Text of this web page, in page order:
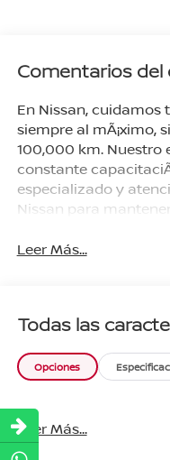
Comentarios
En Nissan,
siempre al mÃ¡ximo,
100,000 km. Nuestro
constante
especializado y
Nissan para
Leer Más...
Todas las
Opciones
Leer Más...